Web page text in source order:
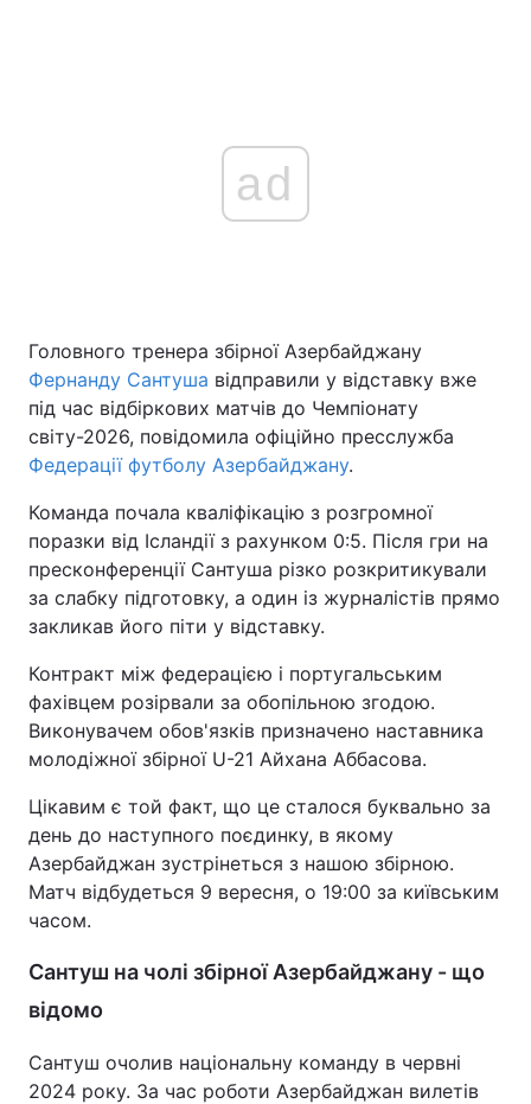
ad
Головного тренера збірної Азербайджану
Фернанду Сантуша відправили у відставку вже
під час відбіркових матчів до Чемпіонату
світу-2026, повідомила офіційно пресслужба
Федерації футболу Азербайджану.
Команда почала кваліфікацію з розгромної
поразки від Ісландії з рахунком 0:5. Після гри на
пресконференції Сантуша різко розкритикували
за слабку підготовку, а один із журналістів прямо
закликав його піти у відставку.
Контракт між федерацією і португальським
фахівцем розірвали за обопільною згодою.
Виконувачем обов'язків призначено наставника
молодіжної збірної U-21 Айхана Аббасова.
Цікавим є той факт, що це сталося буквально за
день до наступного поєдинку, в якому
Азербайджан зустрінеться з нашою збірною.
Матч відбудеться 9 вересня, о 19:00 за київським
часом.
Сантуш на чолі збірної Азербайджану - що
відомо
Сантуш очолив національну команду в червні
2024 року. За час роботи Азербайджан вилетів